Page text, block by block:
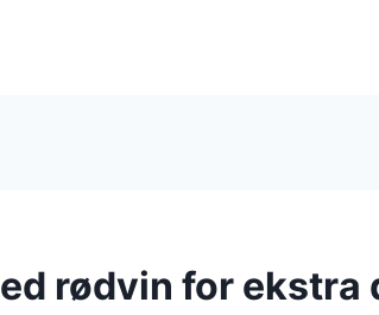
rødvin for ekstra